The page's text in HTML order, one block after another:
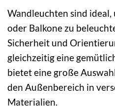
Wandleuchten sind ideal,
oder Balkone zu
Sicherheit und
gleichzeitig eine
bietet eine große
den Außenbereich in
Materialien.